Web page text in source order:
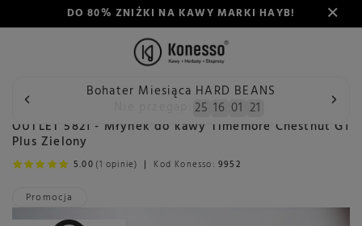
DO 80% ZNIŻKI NA KAWY MARKI HAYB!
Bohater Miesiąca HARD BEANS
25 16 01 20
Wstecz Konesso Outlet Outlet młynki do kawy
Promocja
OUTLET 5821 - Młynek do kawy Timemore Chestnut G1
Plus Zielony
5.00 (1 opinie) Kod Konesso: 9952